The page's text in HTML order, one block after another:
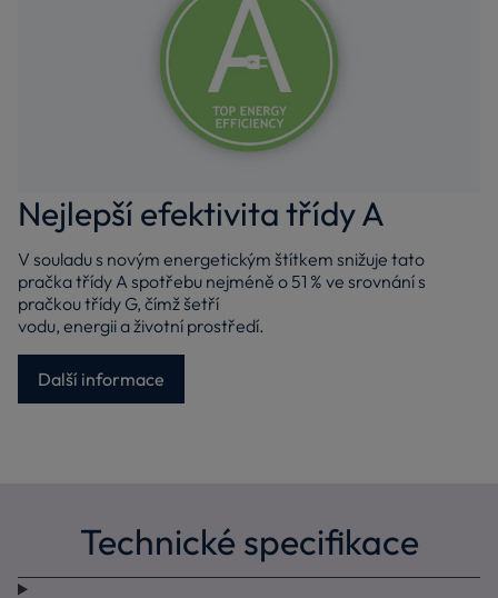
Nejlepší efektivita třídy A
V souladu s novým energetickým štítkem snižuje tato
pračka třídy A spotřebu nejméně o 51 % ve srovnání s
pračkou třídy G, čímž šetří
vodu, energii a životní prostředí.
Další informace
Technické specifikace